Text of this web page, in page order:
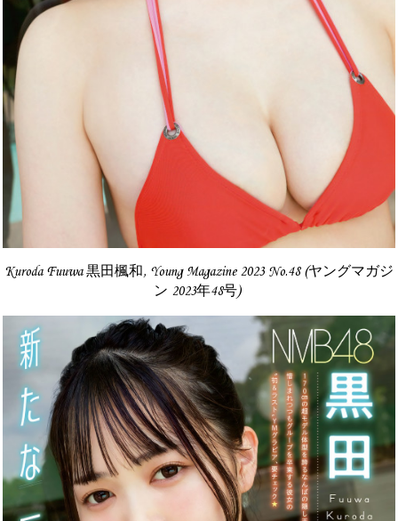
Kuroda Fuuwa 黒田楓和, Young Magazine 2023 No.48 (ヤングマガジ
ン 2023年48号)